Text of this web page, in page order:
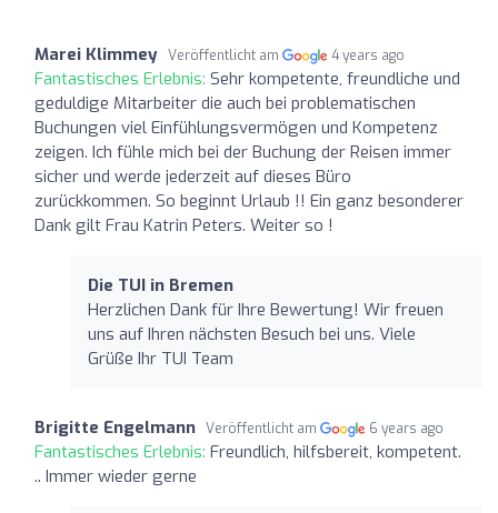
Marei Klimmey Veröffentlicht am 4 years ago
Fantastisches Erlebnis: Sehr kompetente, freundliche und
geduldige Mitarbeiter die auch bei problematischen
Buchungen viel Einfühlungsvermögen und Kompetenz
zeigen. Ich fühle mich bei der Buchung der Reisen immer
sicher und werde jederzeit auf dieses Büro
zurückkommen. So beginnt Urlaub !! Ein ganz besonderer
Dank gilt Frau Katrin Peters. Weiter so !
Die TUI in Bremen
Herzlichen Dank für Ihre Bewertung! Wir freuen
uns auf Ihren nächsten Besuch bei uns. Viele
Grüße Ihr TUI Team
Brigitte Engelmann Veröffentlicht am 6 years ago
Fantastisches Erlebnis: Freundlich, hilfsbereit, kompetent.
.. Immer wieder gerne